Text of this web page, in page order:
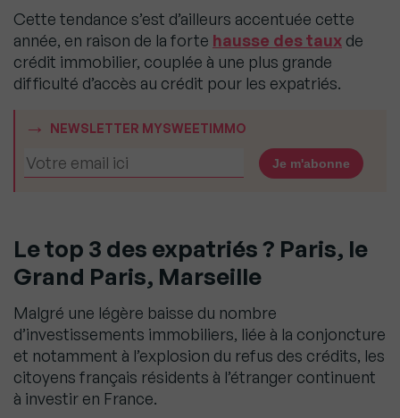
Cette tendance s’est d’ailleurs accentuée cette
année, en raison de la forte hausse des taux de
crédit immobilier, couplée à une plus grande
difficulté d’accès au crédit pour les expatriés.
NEWSLETTER MYSWEETIMMO
Le top 3 des expatriés ? Paris, le
Grand Paris, Marseille
Malgré une légère baisse du nombre
d’investissements immobiliers, liée à la conjoncture
et notamment à l’explosion du refus des crédits, les
citoyens français résidents à l’étranger continuent
à investir en France.